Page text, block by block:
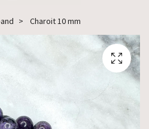
Charoit 10 mm